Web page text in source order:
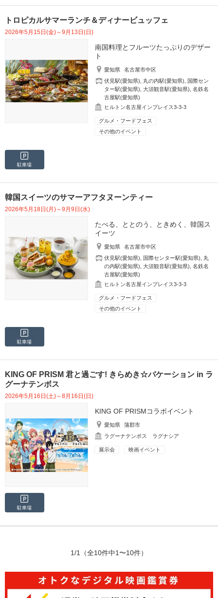
トロピカルサマーランチ＆ディナービュッフェ
2026年5月15日(金)～9月13日(日)
南国料理とフルーツたっぷりのデザー
ト
愛知県
名古屋市中区
伏見駅(愛知県)
丸の内駅(愛知県)
国際セン
ター駅(愛知県) ,大須観音駅(愛知県) ,名鉄名
古屋駅(愛知県)
ヒルトン名古屋インプレイス3-3-3
グルメ・フードフェス
その他のイベント
駐車場
韓国スイーツのサマーアフタヌーンティー
2026年5月18日(月)～9月9日(水)
たべる、ととのう、ときめく、韓国ス
イーツ
愛知県
名古屋市中区
伏見駅(愛知県)
国際センター駅(愛知県)
丸
の内駅(愛知県) ,大須観音駅(愛知県) ,名鉄名
古屋駅(愛知県)
ヒルトン名古屋インプレイス3-3-3
グルメ・フードフェス
その他のイベント
駐車場
KING OF PRISM 君と過ごす! きらめき☆バケーション in ラ
グーナテンボス
2026年5月16日(土)～8月16日(日)
KING OF PRISMコラボイベント
愛知県
蒲郡市
ラグーナテンボス ラグナシア
展示会 映画イベント
駐車場
1/1 （全10件中1〜10件）